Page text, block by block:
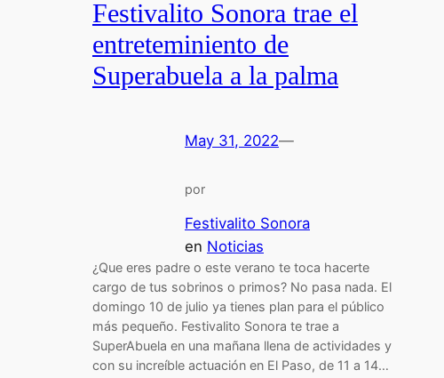
Festivalito Sonora trae el
entreteminiento de
Superabuela a la palma
May 31, 2022—
por
Festivalito Sonora
en Noticias
¿Que eres padre o este verano te toca hacerte
cargo de tus sobrinos o primos? No pasa nada. El
domingo 10 de julio ya tienes plan para el público
más pequeño. Festivalito Sonora te trae a
SuperAbuela en una mañana llena de actividades y
con su increíble actuación en El Paso, de 11 a 14…